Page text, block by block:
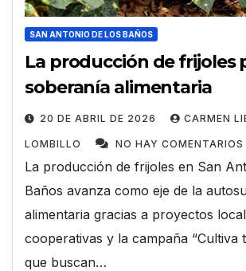
SAN ANTONIO DE LOS BAÑOS
La producción de frijoles
soberanía alimentaria
20 DE ABRIL DE 2026 CARMEN
LOMBILLO NO HAY COMENTARIOS
La producción de frijoles en San
Baños avanza como eje de la
alimentaria gracias a proyectos
cooperativas y la campaña “Cultiva
que buscan…